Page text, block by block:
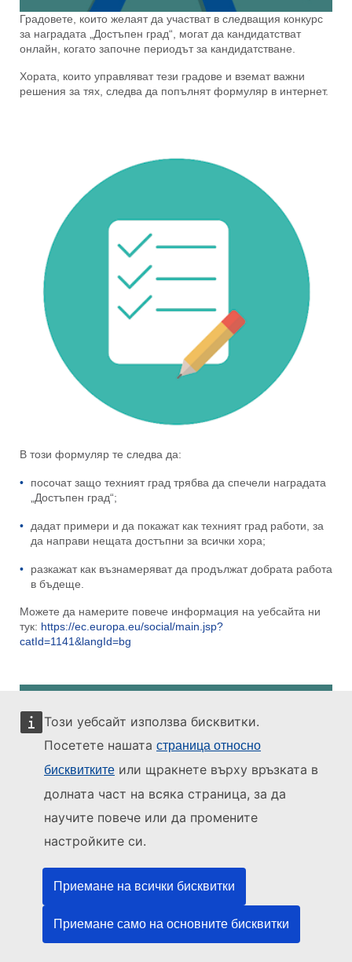
Този уебсайт използва бисквитки.
Посетете нашата страница относно
бисквитките или щракнете върху връзката в
долната част на всяка страница, за да
научите повече или да промените
настройките си.
Приемане на всички бисквитки
Приемане само на основните бисквитки
Градовете, които желаят да участват в следващия конкурс
за наградата „Достъпен град“, могат да кандидатстват
онлайн, когато започне периодът за кандидатстване.
Хората, които управляват тези градове и вземат важни
решения за тях, следва да попълнят формуляр в интернет.
В този формуляр те следва да:
посочат защо техният град трябва да спечели наградата
„Достъпен град“;
дадат примери и да покажат как техният град работи, за
да направи нещата достъпни за всички хора;
разкажат как възнамеряват да продължат добрата работа
в бъдеще.
Можете да намерите повече информация на уебсайта ни
тук: https://ec.europa.eu/social/main.jsp?
catId=1141&langId=bg
На него скоро ще се обяви кога започва периодът за
кандидатстване. Когато започне периодът за
кандидатстване, градовете могат да попълнят формуляра